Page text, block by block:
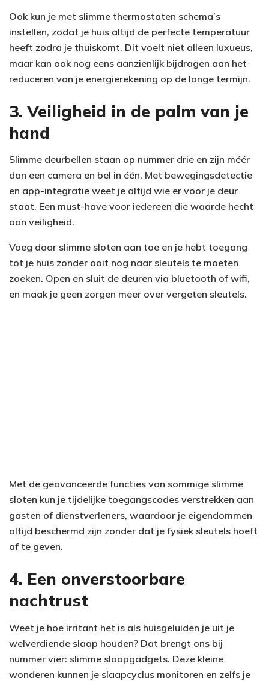
Ook kun je met slimme thermostaten schema’s
instellen, zodat je huis altijd de perfecte temperatuur
heeft zodra je thuiskomt. Dit voelt niet alleen luxueus,
maar kan ook nog eens aanzienlijk bijdragen aan het
reduceren van je energierekening op de lange termijn.
3. Veiligheid in de palm van je
hand
Slimme deurbellen staan op nummer drie en zijn méér
dan een camera en bel in één. Met bewegingsdetectie
en app-integratie weet je altijd wie er voor je deur
staat. Een must-have voor iedereen die waarde hecht
aan veiligheid.
Voeg daar slimme sloten aan toe en je hebt toegang
tot je huis zonder ooit nog naar sleutels te moeten
zoeken. Open en sluit de deuren via bluetooth of wifi,
en maak je geen zorgen meer over vergeten sleutels.
Met de geavanceerde functies van sommige slimme
sloten kun je tijdelijke toegangscodes verstrekken aan
gasten of dienstverleners, waardoor je eigendommen
altijd beschermd zijn zonder dat je fysiek sleutels hoeft
af te geven.
4. Een onverstoorbare
nachtrust
Weet je hoe irritant het is als huisgeluiden je uit je
welverdiende slaap houden? Dat brengt ons bij
nummer vier: slimme slaapgadgets. Deze kleine
wonderen kunnen je slaapcyclus monitoren en zelfs je